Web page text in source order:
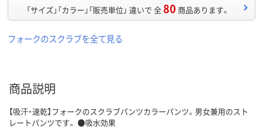
「サイズ」「カラー」「販売単位」 違いで 全80 商品あります。
フォークのスクラブを全て見る
商品説明
【吸汗・速乾】フォークのスクラブパンツカラーパンツ。男女兼用のスト
レートパンツです。 ●吸水効果